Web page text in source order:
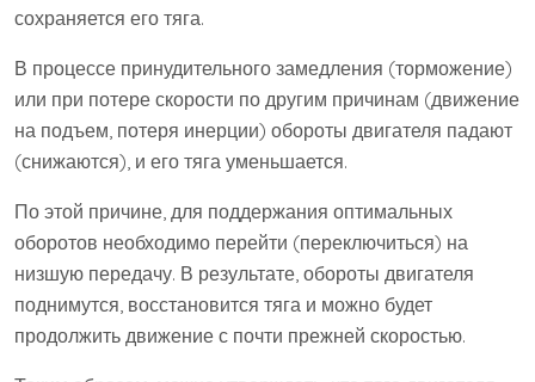
сохраняется его тяга.
В процессе принудительного замедления (торможение)
или при потере скорости по другим причинам (движение
на подъем, потеря инерции) обороты двигателя падают
(снижаются), и его тяга уменьшается.
По этой причине, для поддержания оптимальных
оборотов необходимо перейти (переключиться) на
низшую передачу. В результате, обороты двигателя
поднимутся, восстановится тяга и можно будет
продолжить движение с почти прежней скоростью.